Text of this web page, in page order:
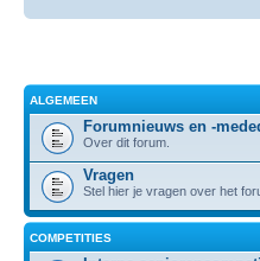
ALGEMEEN
Forumnieuws en -
Over dit forum.
Vragen
Stel hier je vragen over het
COMPETITIES